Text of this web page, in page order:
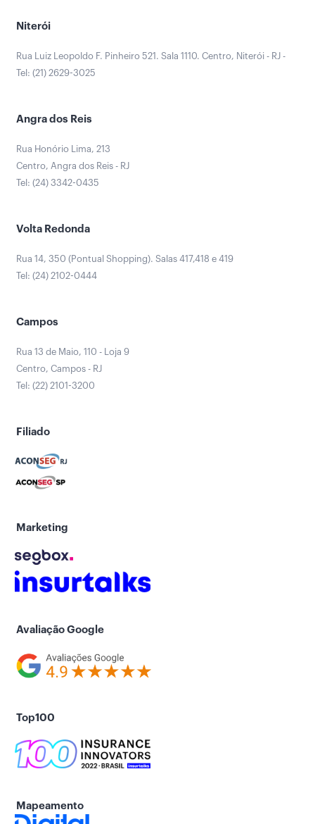
Niterói
Rua Luiz Leopoldo F. Pinheiro 521. Sala 1110. Centro, Niterói - RJ -
Tel: (21) 2629-3025
Angra dos Reis
Rua Honório Lima, 213
Centro, Angra dos Reis - RJ
Tel: (24) 3342-0435
Volta Redonda
Rua 14, 350 (Pontual Shopping). Salas 417,418 e 419
Tel: (24) 2102-0444
Campos
Rua 13 de Maio, 110 - Loja 9
Centro, Campos - RJ
Tel: (22) 2101-3200
Filiado
Marketing
Avaliação Google
Top100
Mapeamento